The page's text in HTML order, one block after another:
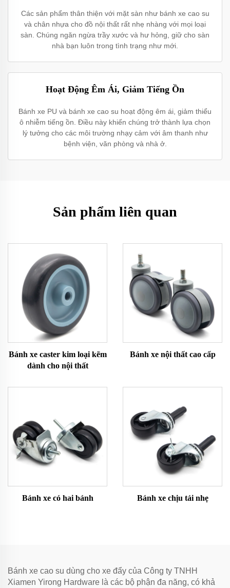
Các sản phẩm thân thiện với mặt sàn như bánh xe cao su
và chân nhựa cho đồ nội thất rất nhẹ nhàng với mọi loại
sàn. Chúng ngăn ngừa trầy xước và hư hỏng, giữ cho sàn
nhà bạn luôn trong tình trạng như mới.
Hoạt Động Êm Ái, Giảm Tiếng Ồn
Bánh xe PU và bánh xe cao su hoạt động êm ái, giảm thiểu
ô nhiễm tiếng ồn. Điều này khiến chúng trở thành lựa chọn
lý tưởng cho các môi trường nhạy cảm với âm thanh như
bệnh viện, văn phòng và nhà ở.
Sản phẩm liên quan
Bánh xe caster kim loại kẽm
dành cho nội thất
Bánh xe nội thất cao cấp
Bánh xe có hai bánh Bánh xe chịu tải nhẹ
Bánh xe cao su dùng cho xe đẩy của Công ty TNHH
Xiamen Yirong Hardware là các bộ phận đa năng, có khả